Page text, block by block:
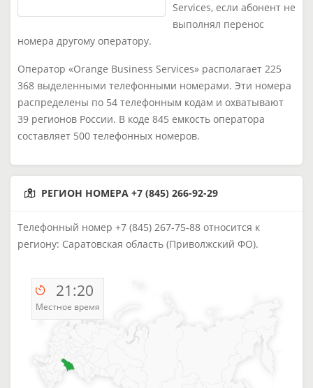
Services, если абонент не
выполнял перенос
номера другому оператору.
Оператор «Orange Business Services» располагает 225
368 выделенными телефонными номерами. Эти номера
распределены по 54 телефонным кодам и охватывают
39 регионов России. В коде 845 емкость оператора
составляет 500 телефонных номеров.
РЕГИОН НОМЕРА +7 (845) 266-92-29
Телефонный номер +7 (845) 267-75-88 относится к
региону: Саратовская область (Приволжский ФО).
21:20
Местное время